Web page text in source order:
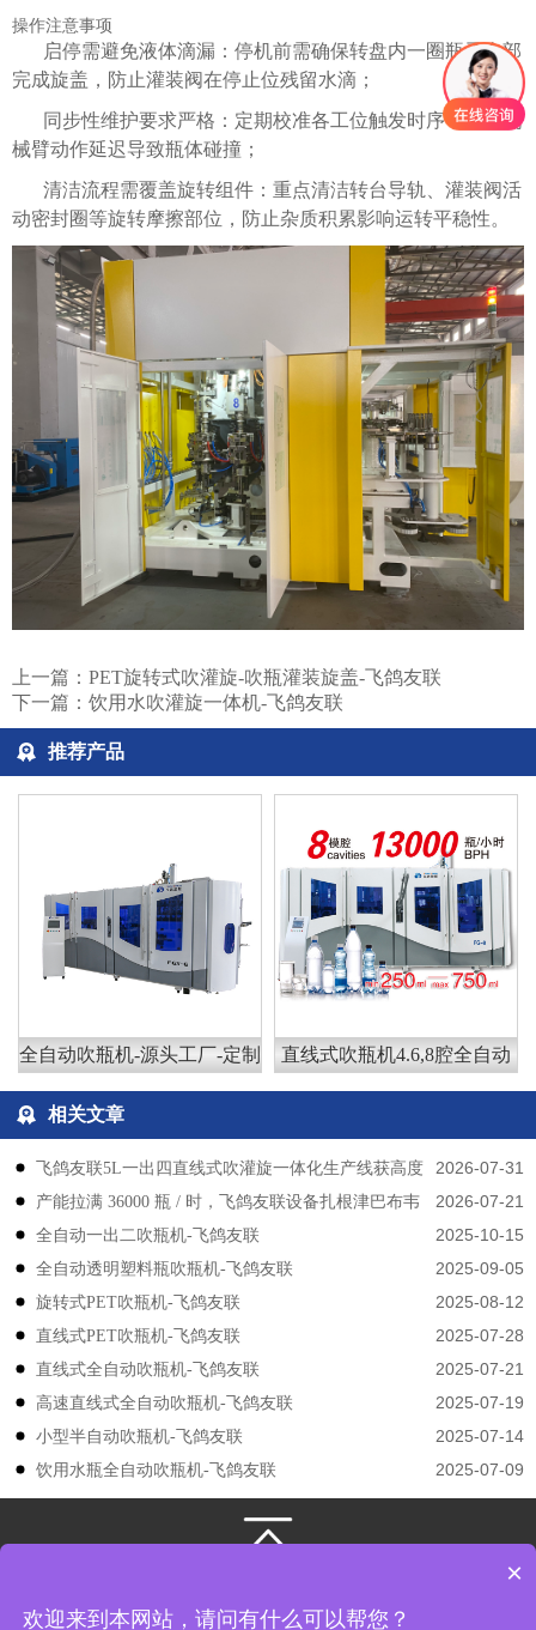
操作注意事项
启停需避免液体滴漏：停机前需确保转盘内一圈瓶子全部
完成旋盖，防止灌装阀在停止位残留水滴；
同步性维护要求严格：定期校准各工位触发时序，避免机
械臂动作延迟导致瓶体碰撞；
清洁流程需覆盖旋转组件：重点清洁转台导轨、灌装阀活
动密封圈等旋转摩擦部位，防止杂质积累影响运转平稳性。
上一篇： PET旋转式吹灌旋-吹瓶灌装旋盖-飞鸽友联
下一篇： 饮用水吹灌旋一体机-飞鸽友联
推荐产品
全自动吹瓶机-源头工厂-定制 直线式吹瓶机4.6,8腔全自动
相关文章
2026-07-31
飞鸽友联5L一出四直线式吹灌旋一体化生产线获高度
认可
2026-07-21
产能拉满 36000 瓶 / 时，飞鸽友联设备扎根津巴布韦
2025-10-15
​​全自动一出二吹瓶机-飞鸽友联
2025-09-05
全自动透明塑料瓶吹瓶机-飞鸽友联
2025-08-12
旋转式PET吹瓶机-飞鸽友联
2025-07-28
直线式PET吹瓶机-飞鸽友联
2025-07-21
直线式全自动吹瓶机-飞鸽友联
2025-07-19
高速直线式全自动吹瓶机-飞鸽友联
2025-07-14
小型半自动吹瓶机-飞鸽友联
2025-07-09
饮用水瓶全自动吹瓶机-飞鸽友联
江苏飞鸽友联机械股份有限公司
版权所有
×
欢迎来到本网站，请问有什么可以帮您？